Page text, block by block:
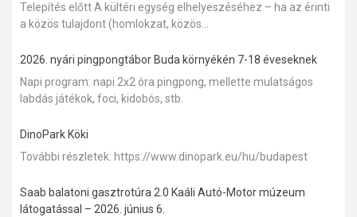
Telepítés előtt A kültéri egység elhelyeszéséhez – ha az érinti
a közös tulajdont (homlokzat, közös...
2026. nyári pingpongtábor Buda környékén 7-18 éveseknek
Napi program: napi 2x2 óra pingpong, mellette mulatságos
labdás játékok, foci, kidobós, stb.
DinoPark Köki
További részletek: https://www.dinopark.eu/hu/budapest
Saab balatoni gasztrotúra 2.0 Kaáli Autó-Motor múzeum
látogatással – 2026. június 6.